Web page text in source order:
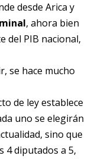
desde Arica y
, ahora bien
del PIB nacional,
se hace mucho
de ley establece
uno se elegirán
sino que
4 diputados a 5,